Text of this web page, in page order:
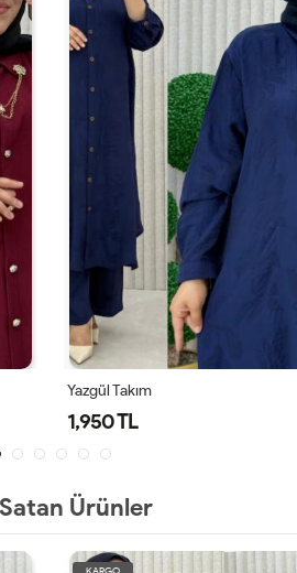
Yazgül Takım
1,950 TL
Ürünler